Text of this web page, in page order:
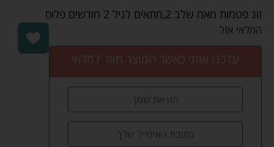
‏‏זוג פטמות מאמ שלב 2,מתאים לגיל 2 חודשים פלוס
המלאי אזל
עדכנו אותי כאשר המוצר חוזר למלאי